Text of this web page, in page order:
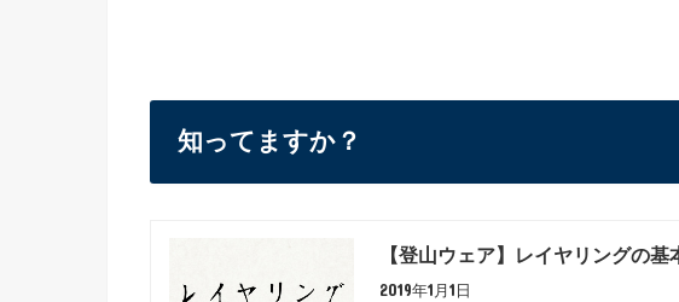
知ってますか？
【登山ウェア】レイヤリングの基
2019年1月1日